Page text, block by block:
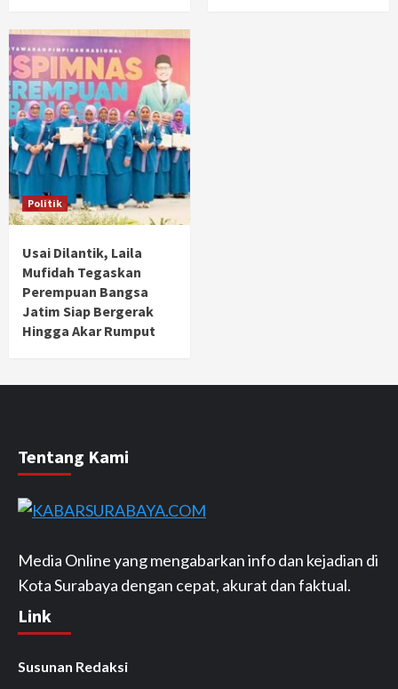
Politik
Usai Dilantik, Laila
Mufidah Tegaskan
Perempuan Bangsa
Jatim Siap Bergerak
Hingga Akar Rumput
Tentang Kami
Media Online yang mengabarkan info dan kejadian di
Kota Surabaya dengan cepat, akurat dan faktual.
Link
Susunan Redaksi